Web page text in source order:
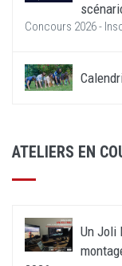
Concours 2026 -
ATELIERS EN
Un Joli